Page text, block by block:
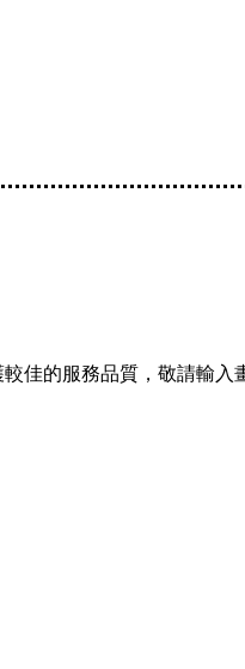
佳的服務品質，敬請輸入